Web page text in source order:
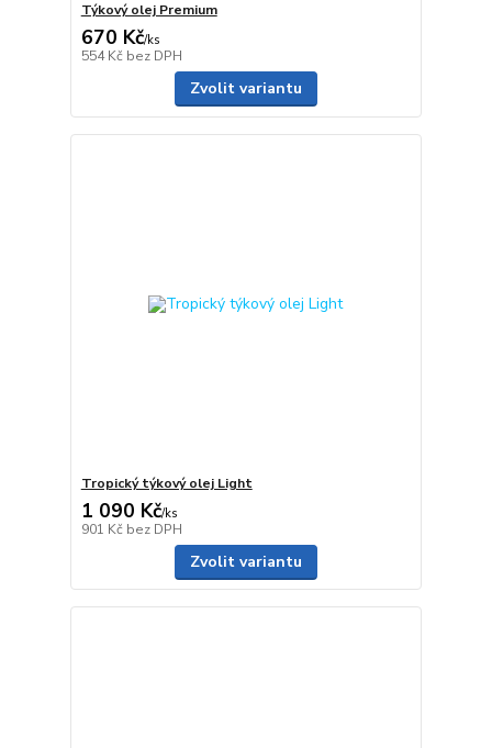
Týkový olej Premium
670 Kč/ks
554 Kč bez DPH
Zvolit variantu
Tropický týkový olej Light
1 090 Kč/ks
901 Kč bez DPH
Zvolit variantu